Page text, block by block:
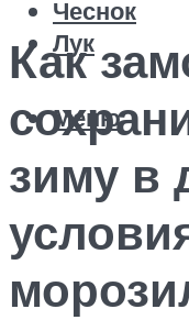
Чеснок
Лук
Меню
Как
зиму в